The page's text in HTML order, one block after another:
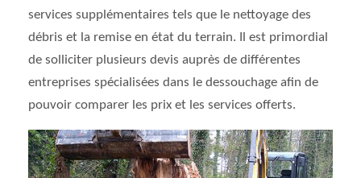
services supplémentaires tels que le nettoyage des
débris et la remise en état du terrain. Il est primordial
de solliciter plusieurs devis auprès de différentes
entreprises spécialisées dans le dessouchage afin de
pouvoir comparer les prix et les services offerts.